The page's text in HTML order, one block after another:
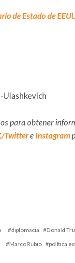
de Estado de
Ulashkevich
para obtener
TwittereInstagram
Tagged
with
diplomacia Donald
Marco Rubio
política